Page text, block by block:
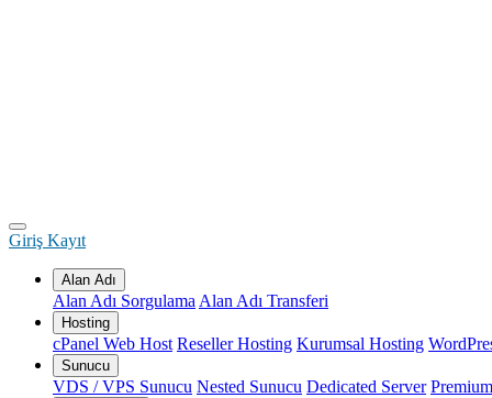
Giriş Kayıt
Alan Adı
Alan Adı Sorgulama Alan Adı Transferi
Hosting
cPanel Web Host Reseller Hosting Kurumsal Hosting
Sunucu
VDS / VPS Sunucu Nested Sunucu Dedicated Server